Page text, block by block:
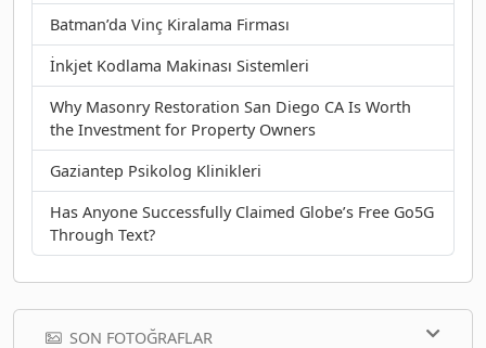
Batman’da Vinç Kiralama Firması
İnkjet Kodlama Makinası Sistemleri
Why Masonry Restoration San Diego CA Is Worth
the Investment for Property Owners
Gaziantep Psikolog Klinikleri
Has Anyone Successfully Claimed Globe’s Free Go5G
Through Text?
SON FOTOĞRAFLAR